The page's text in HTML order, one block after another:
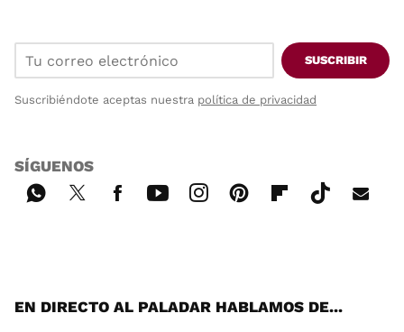
SUSCRIBIR
Suscribiéndote aceptas nuestra política de privacidad
SÍGUENOS
EN DIRECTO AL PALADAR HABLAMOS DE...